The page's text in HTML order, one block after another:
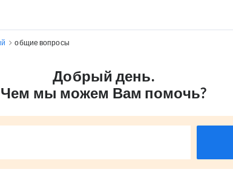
общие вопросы
Добрый день.
Чем мы можем Вам помочь?